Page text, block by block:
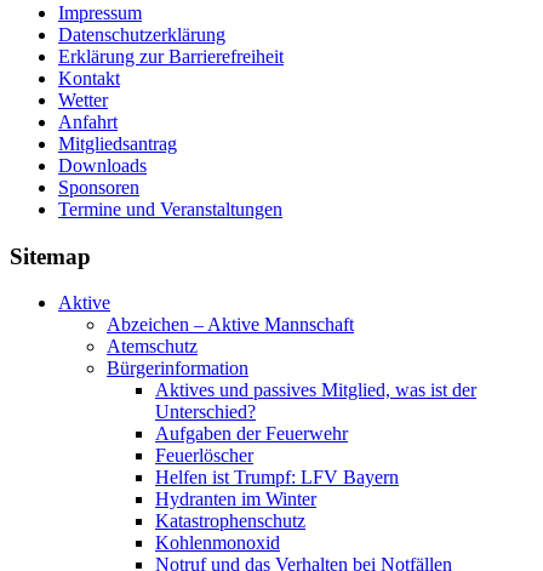
Impressum
Datenschutzerklärung
Erklärung zur Barriere­frei­heit
Kontakt
Wetter
Anfahrt
Mitgliedsantrag
Downloads
Sponsoren
Termine und Veranstaltungen
Sitemap
Aktive
Abzeichen – Aktive Mannschaft
Atemschutz
Bürgerinformation
Aktives und passives Mitglied, was ist der
Unterschied?
Aufgaben der Feuerwehr
Feuerlöscher
Helfen ist Trumpf: LFV Bayern
Hydranten im Winter
Katastrophenschutz
Kohlenmonoxid
Notruf und das Verhalten bei Notfällen